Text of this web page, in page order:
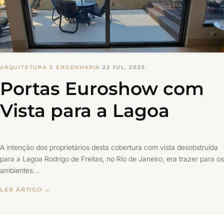
ARQUITETURA E ENGENHARIA·22 JUL, 2025
Portas Euroshow com
Vista para a Lagoa
A intenção dos proprietários desta cobertura com vista desobstruída
para a Lagoa Rodrigo de Freitas, no Rio de Janeiro, era trazer para os
ambientes…
LER ARTIGO →